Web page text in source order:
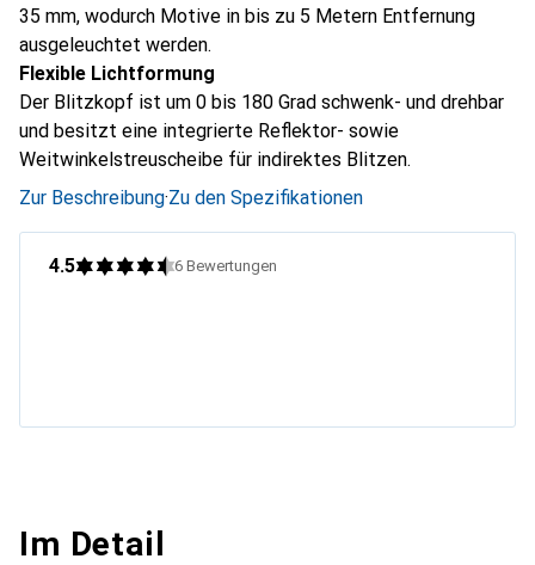
35 mm, wodurch Motive in bis zu 5 Metern Entfernung
ausgeleuchtet werden.
Flexible Lichtformung
Der Blitzkopf ist um 0 bis 180 Grad schwenk- und drehbar
und besitzt eine integrierte Reflektor- sowie
Weitwinkelstreuscheibe für indirektes Blitzen.
Zur Beschreibung·Zu den Spezifikationen
4.5 6 Bewertungen
Im Detail